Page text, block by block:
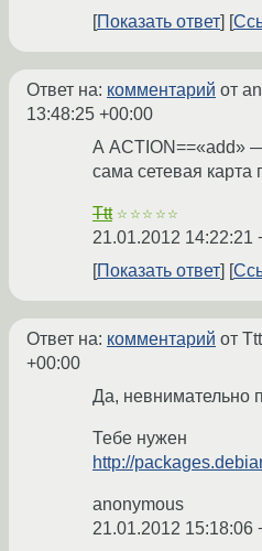
Показать ответ
Ответ на: комментарий от
13:48:25 +00:00
А ACTION==«add»
сама сетевая карта
Ttt ☆☆☆☆☆
21.01.2012 14:22:21
Показать ответ
Ответ на: комментарий от Ttt
+00:00
Да, невнимательно
Тебе нужен
http://
anonymous
21.01.2012 15:18:06